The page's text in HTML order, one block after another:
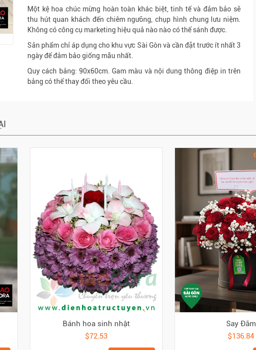
Một kệ hoa chúc mừng hoàn toàn khác biệt, tinh tế và đảm bảo sẽ
thu hút quan khách đến chiêm ngưỡng, chụp hình chung lưu niệm.
Không có công cụ marketing hiệu quả nào nào có thể sánh được.
Sản phẩm chỉ áp dụng cho khu vực Sài Gòn và cần đặt trước ít nhất 3
ngày để đảm bảo giống mẫu nhất.
Quy cách bảng: 90x60cm. Gam màu và nội dung thông điệp in trên
bảng có thể thay đổi theo yêu cầu.
Bánh hoa sinh nhật
$72.53
Say Đắm
$136.84